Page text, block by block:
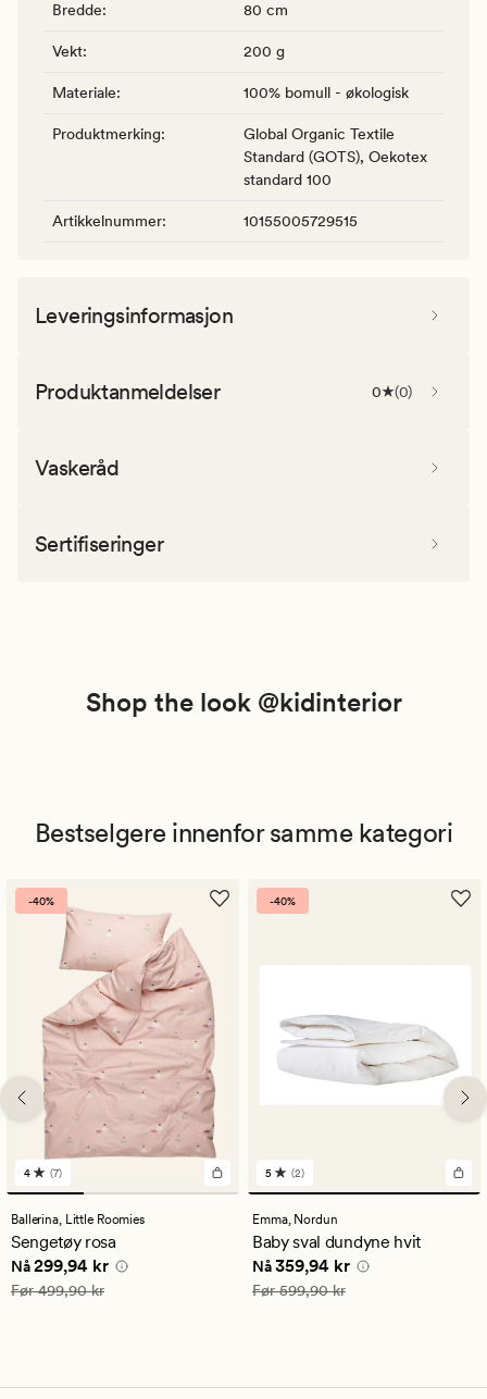
Bredde: 80 cm
Vekt: 200 g
Materiale: 100% bomull - økologisk
Produktmerking:
Global Organic Textile
Standard (GOTS), Oekotex
standard 100
Artikkelnummer: 10155005729515
Leveringsinformasjon
Produktanmeldelser 0 (0)
Vaskeråd
Sertifiseringer
Shop the look @kidinterior
Bestselgere innenfor samme kategori
-40%
7
anmeldelser
med
en
gjennomsnittlig
vurdering
på
4
4 (7)
Ballerina, Little Roomies
Sengetøy rosa
Nåværende pris
Nå299,94 kr
Vanlig pris 499,90 kr
Før499,90 kr
-40%
2
anmeldelser
med
en
gjennomsnittlig
vurdering
på
5
5 (2)
Emma, Nordun
Baby sval dundyne hvit
Nåværende pris
Nå359,94 kr
Vanlig pris 599,90 kr
Før599,90 kr